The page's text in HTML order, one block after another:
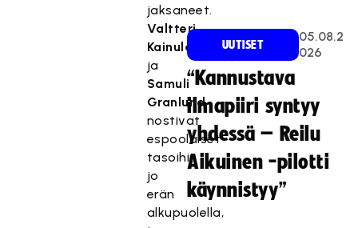
jaksaneet.
Valtteri
Kainulainen
ja
Samuli
Granlund
nostivat
espoolaiset
tasoihin
jo
erän
alkupuolella,
UUTISET
05.08.2
026
“Kannustava
ilmapiiri syntyy
yhdessä – Reilu
Aikuinen -pilotti
käynnistyy”